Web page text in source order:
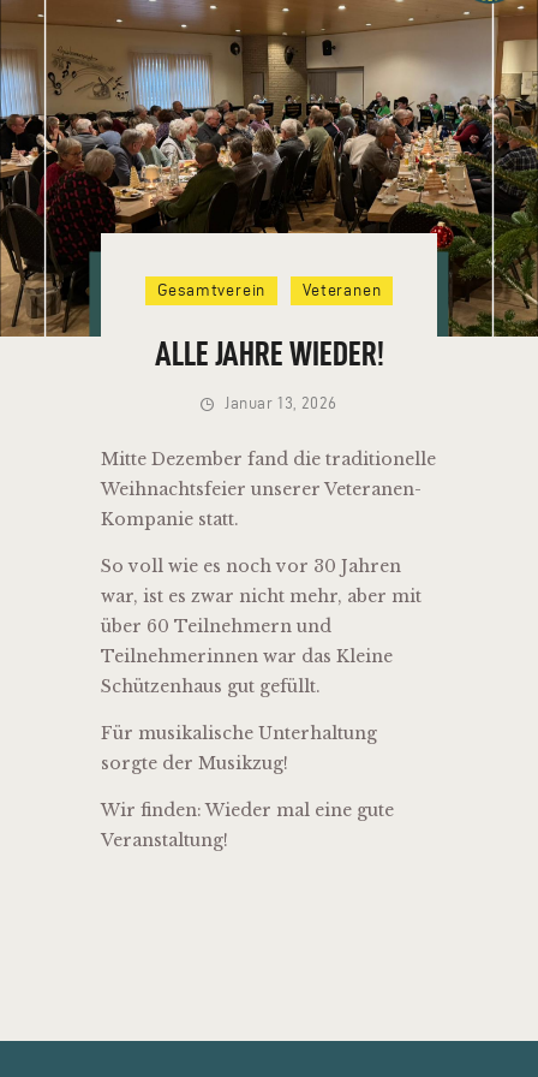
HOME
VEREIN
NEUIGKEITEN
TERMINE
Gesamtverein Veteranen
ALLE JAHRE WIEDER!
Januar 13, 2026
Mitte Dezember fand die traditionelle
Weihnachtsfeier unserer Veteranen-
Kompanie statt.
So voll wie es noch vor 30 Jahren
war, ist es zwar nicht mehr, aber mit
über 60 Teilnehmern und
Teilnehmerinnen war das Kleine
Schützenhaus gut gefüllt.
Für musikalische Unterhaltung
sorgte der Musikzug!
Wir finden: Wieder mal eine gute
Veranstaltung!